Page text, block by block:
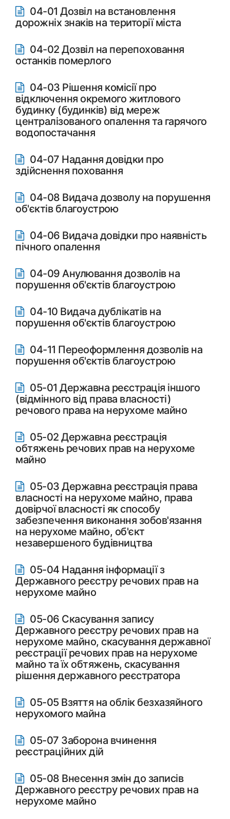
04-01 Дозвіл на встановлення
дорожніх знаків на території міста
04-02 Дозвіл на перепоховання
останків померлого
04-03 Рішення комісії про
відключення окремого житлового
будинку (будинків) від мереж
централізованого опалення та гарячого
водопостачання
04-07 Надання довідки про
здійснення поховання
04-08 Видача дозволу на порушення
об'єктів благоустрою
04-06 Видача довідки про наявність
пічного опалення
04-09 Анулювання дозволів на
порушення об'єктів благоустрою
04-10 Видача дублікатів на
порушення об'єктів благоустрою
04-11 Переоформлення дозволів на
порушення об'єктів благоустрою
05-01 Державна реєстрація іншого
(відмінного від права власності)
речового права на нерухоме майно
05-02 Державна реєстрація
обтяжень речових прав на нерухоме
майно
05-03 Державна реєстрація права
власності на нерухоме майно, права
довірчої власності як способу
забезпечення виконання зобов'язання
на нерухоме майно, об'єкт
незавершеного будівництва
05-04 Надання інформації з
Державного реєстру речових прав на
нерухоме майно
05-06 Скасування запису
Державного реєстру речових прав на
нерухоме майно, скасування державної
реєстрації речових прав на нерухоме
майно та їх обтяжень, скасування
рішення державного реєстратора
05-05 Взяття на облік безхазяйного
нерухомого майна
05-07 Заборона вчинення
реєстраційних дій
05-08 Внесення змін до записів
Державного реєстру речових прав на
нерухоме майно